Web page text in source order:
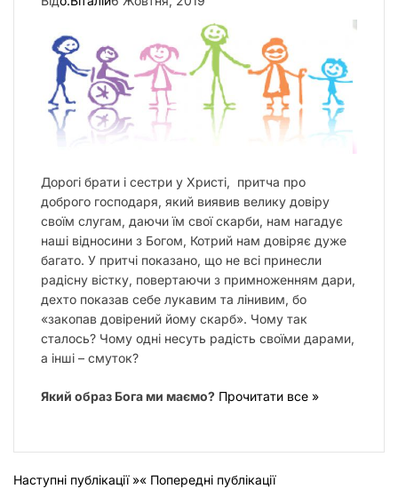
Дорогі брати і сестри у Христі, притча про
доброго господаря, який виявив велику довіру
своїм слугам, даючи їм свої скарби, нам нагадує
наші відносини з Богом, Котрий нам довіряє дуже
багато. У притчі показано, що не всі принесли
радісну вістку, повертаючи з примноженням дари,
дехто показав себе лукавим та лінивим, бо
«закопав довірений йому скарб». Чому так
сталось? Чому одні несуть радість своїми дарами,
а інші – смуток?
Який образ Бога ми маємо? Прочитати все »
Наступні публікації »« Попередні публікації